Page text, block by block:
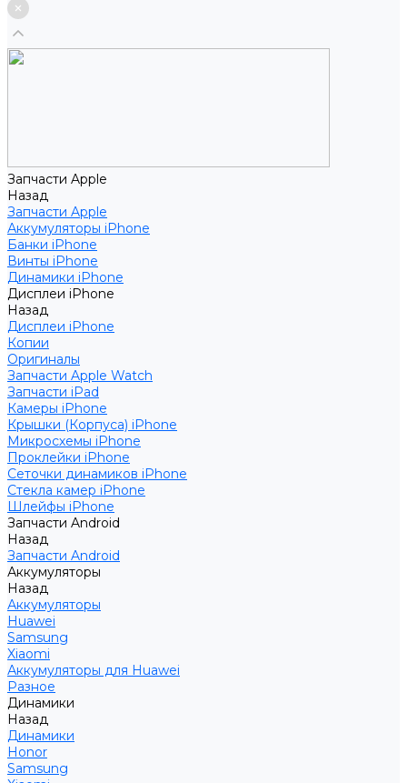
Запчасти Apple
Назад
Запчасти Apple
Аккумуляторы iPhone
Банки iPhone
Винты iPhone
Динамики iPhone
Дисплеи iPhone
Назад
Дисплеи iPhone
Копии
Оригиналы
Запчасти Apple Watch
Запчасти iPad
Камеры iPhone
Крышки (Корпуса) iPhone
Микросхемы iPhone
Проклейки iPhone
Сеточки динамиков iPhone
Стекла камер iPhone
Шлейфы iPhone
Запчасти Android
Назад
Запчасти Android
Аккумуляторы
Назад
Аккумуляторы
Huawei
Samsung
Xiaomi
Аккумуляторы для Huawei
Разное
Динамики
Назад
Динамики
Honor
Samsung